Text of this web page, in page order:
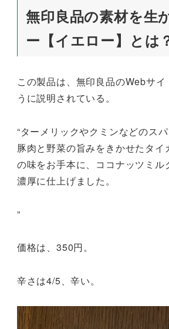
無印良品の素材を生
ー【イエロー】とは
この製品は、無印良品のWebサイ
うに説明されている。
“ターメリックやクミンなどのスパ
豚肉と野菜の旨みをきかせたタイ
の味をお手本に、ココナッツミル
濃厚に仕上げました。
”
価格は、350円。
辛さは4/5、辛い。